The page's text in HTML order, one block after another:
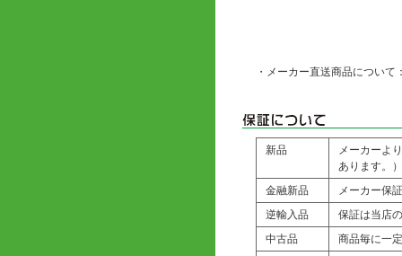
・メーカー直送商品について
新品
メーカーよ
あります。）
金融新品
メーカー保
逆輸入品
保証は当店
中古品
商品毎に一